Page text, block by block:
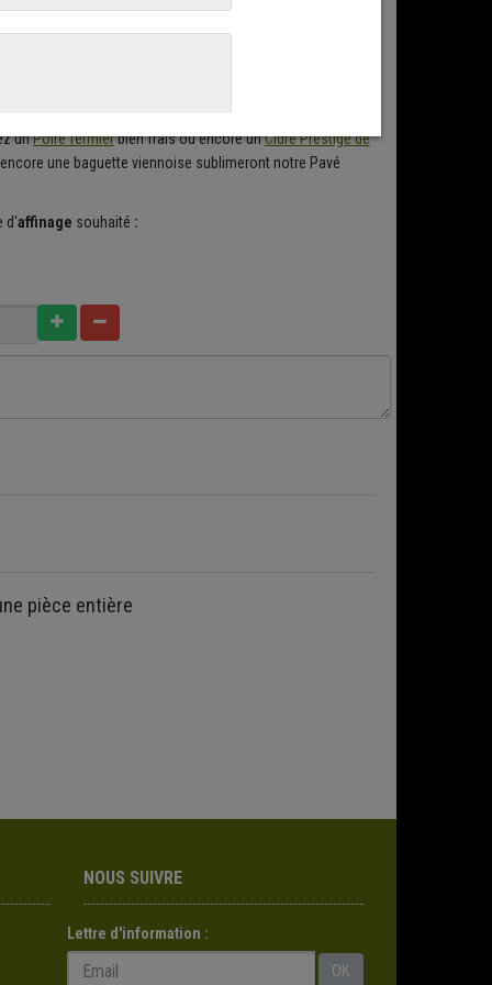
pommeaupuis,nous les collons debout dans leur
. Un accord simple mais efficace qui mettra en
unPoiré fermierbien frais ou encore unCidre Prestige de
une baguette viennoise sublimeront notre Pavé
d'affinage souhaité :
pièce entière
NOUS SUIVRE
Lettre d'information :
OK